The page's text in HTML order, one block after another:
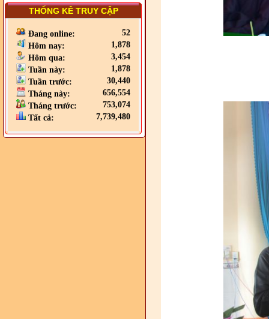
THỐNG KÊ TRUY CẬP
Đang online:
52
Hôm nay:
1,878
Hôm qua:
3,454
Tuần này:
1,878
Tuần trước:
30,440
Tháng này:
656,554
Tháng trước:
753,074
Tất cả:
7,739,480